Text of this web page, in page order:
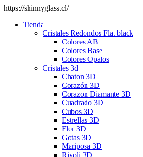
https://shinnyglass.cl/
Tienda
Cristales Redondos Flat black
Colores AB
Colores Base
Colores Opalos
Cristales 3d
Chaton 3D
Corazón 3D
Corazon Diamante 3D
Cuadrado 3D
Cubos 3D
Estrellas 3D
Flor 3D
Gotas 3D
Mariposa 3D
Rivoli 3D